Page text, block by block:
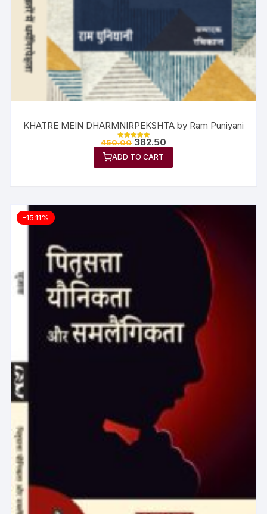
KHATRE MEIN DHARMNIRPEKSHTA by Ram Puniyani
Rated
out of 5
450.00 382.50
ADD TO CART
-15.11%